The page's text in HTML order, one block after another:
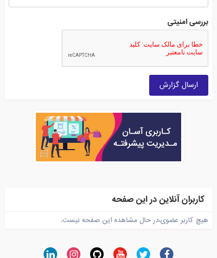
بررسی امنیتی
ارسال گزارش
کاربران آنلاین در این صفحه
هیچ کاربر عضوی،در حال مشاهده این صفحه نیست.